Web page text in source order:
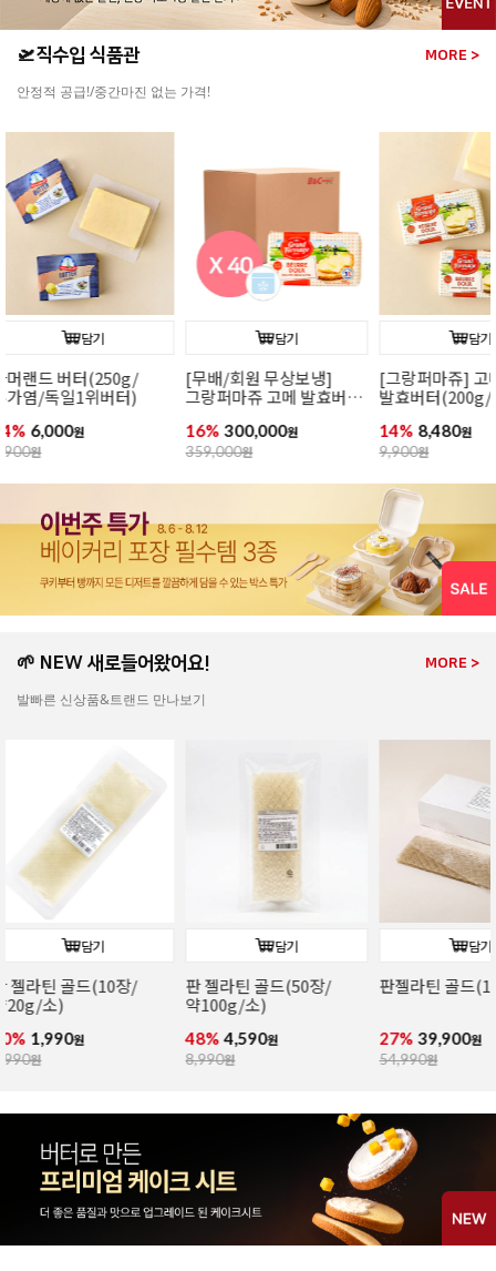
🛫직수입 식품관 MORE >
안정적 공급!/중간마진 없는 가격!
담기
[그랑퍼마쥬] 고메
발효버터(200g/무가염/
14% 8,480
9,900
담기
[무배/회원 무상보냉]
그랑퍼마쥬 고메 발효버터
프랑스)
16% 300,000
359,000
[그랑퍼마쥬]
발효버터
15% 8,480
9,990
🌱 NEW 새로들어왔어요! MORE >
발빠른 신상품&트랜드 만나보기
담기
판젤라틴 골드(1kg/소)
27% 39,900
54,990
담기
[주문배송]로투스
스프레드 필링 도넛
1% 59,900
61,000
[주문배송]커
2% 44,900원
46,000